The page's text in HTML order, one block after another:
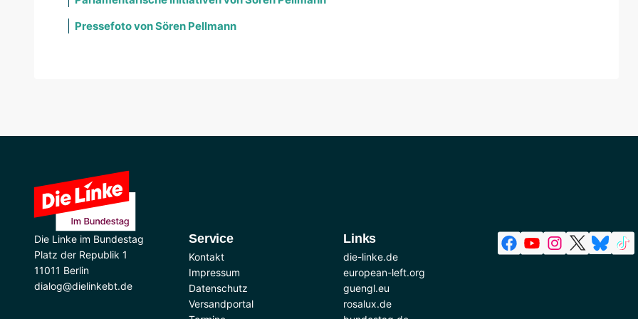
Pressefoto von Sören Pellmann
Die Linke im Bundestag
Platz der Republik 1
11011 Berlin
dialog@dielinkebt.de
Service
Kontakt
Impressum
Datenschutz
Versandportal
Links
die-linke.de
european-left.org
guengl.eu
rosalux.de